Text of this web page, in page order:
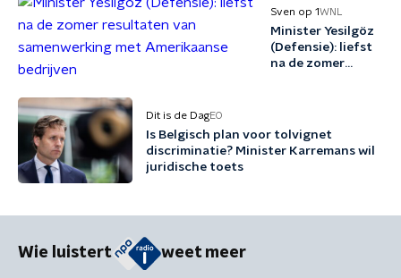
Sven op 1WNL
Minister Yesilgöz
(Defensie): liefst
na de zomer
bedrijven
Dit is de DagEO
Is Belgisch plan voor tolvignet
discriminatie? Minister Karremans wil
juridische toets
Wie luistert weet meer